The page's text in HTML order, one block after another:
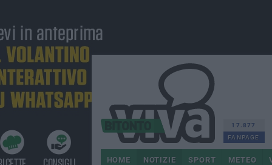
17.877
FANPAGE
HOME NOTIZIE SPORT METEO